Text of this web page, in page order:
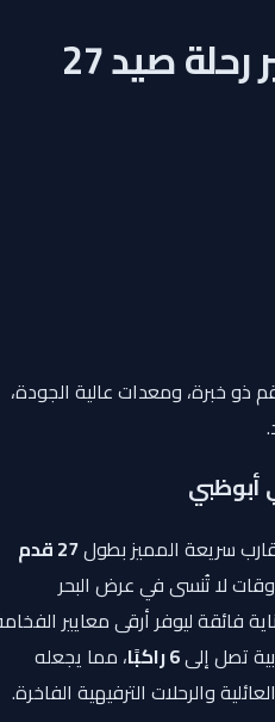
قارب ملك – تأجير رحلة صيد 27
ذو خبرة، ومعدات عالية الجودة،
سريعة المميز بطول27 قدم
لا تُنسى في عرض البحر
فائقة ليوفر أرقى معايير الفخامة
تصل إلى6 راكبًا
، مما يجعله
والرحلات الترفيهية الفاخرة.